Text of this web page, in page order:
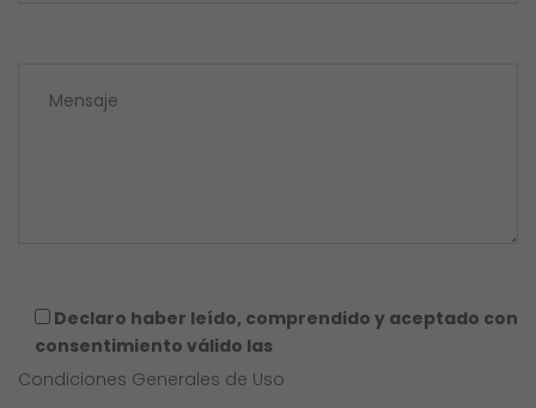
Declaro haber leído, comprendido y aceptado con
consentimiento válido las
Condiciones Generales de Uso